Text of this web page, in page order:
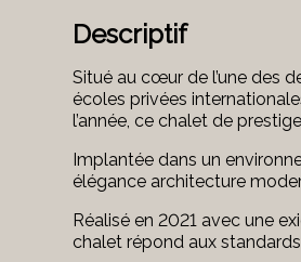
Descriptif
Situé au cœur de l’une des
écoles privées
l’année, ce chalet de
Implantée dans un
élégance architecture
Réalisé en 2021 avec une
chalet répond aux